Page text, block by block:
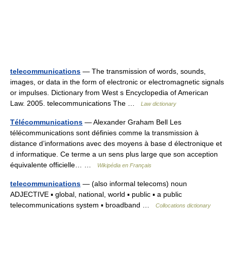
telecommunications — The transmission of words, sounds,
images, or data in the form of electronic or electromagnetic signals
or impulses. Dictionary from West s Encyclopedia of American
Law. 2005. telecommunications The …
Law dictionary
Télécommunications — Alexander Graham Bell Les
télécommunications sont définies comme la transmission à
distance d’informations avec des moyens à base d électronique et
d informatique. Ce terme a un sens plus large que son acception
équivalente officielle… …
Wikipédia en Français
telecommunications — (also informal telecoms) noun
ADJECTIVE ▪ global, national, world ▪ public ▪ a public
telecommunications system ▪ broadband …
Collocations dictionary